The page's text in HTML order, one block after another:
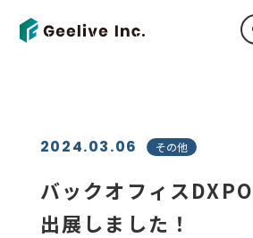
2024.03.06 その他
バックオフィス
出展しました！